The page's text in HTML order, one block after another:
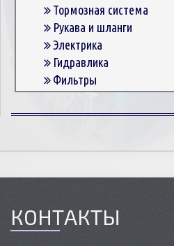
Тормозная система
Рукава и шланги
Электрика
Гидравлика
Фильтры
Корпусные детали
Пружины и болты
Втулки
КОНТАКТЫ